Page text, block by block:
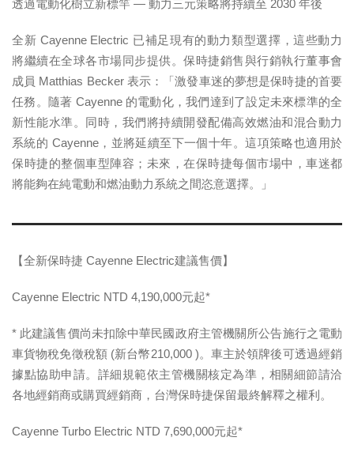
透過電動化樹立新標竿 — 動力三元策略將持續至 2030 年後
全新 Cayenne Electric 已補足現有的動力類型選擇，這些動力
將繼續在全球各市場同步提供。保時捷銷售與行銷執行董事會
成員 Matthias Becker 表示：「激發車迷的夢想是保時捷的首要
任務。隨著 Cayenne 的電動化，我們達到了設定未來標準的全
新性能水準。同時，我們將持續開發配備高效燃油和混合動力
系統的 Cayenne，並將延續至下一個十年。這項策略也適用於
保時捷的整個車型陣容；未來，在保時捷每個市場中，車迷都
將能夠在純電動和燃油動力系統之間恣意選擇。」
【全新保時捷 Cayenne Electric建議售價】
Cayenne Electric NTD 4,190,000元起*
* 此建議售價尚未扣除中華民國政府主管機關所公告施行之電動
車貨物稅免徵稅額 (新台幣210,000 )。車主於領牌後可透過經銷
據點協助申請。詳細規範依主管機關核定為準，相關細節請洽
各地經銷商或購買經銷商，台灣保時捷保留最終解釋之權利。
Cayenne Turbo Electric NTD 7,690,000元起*